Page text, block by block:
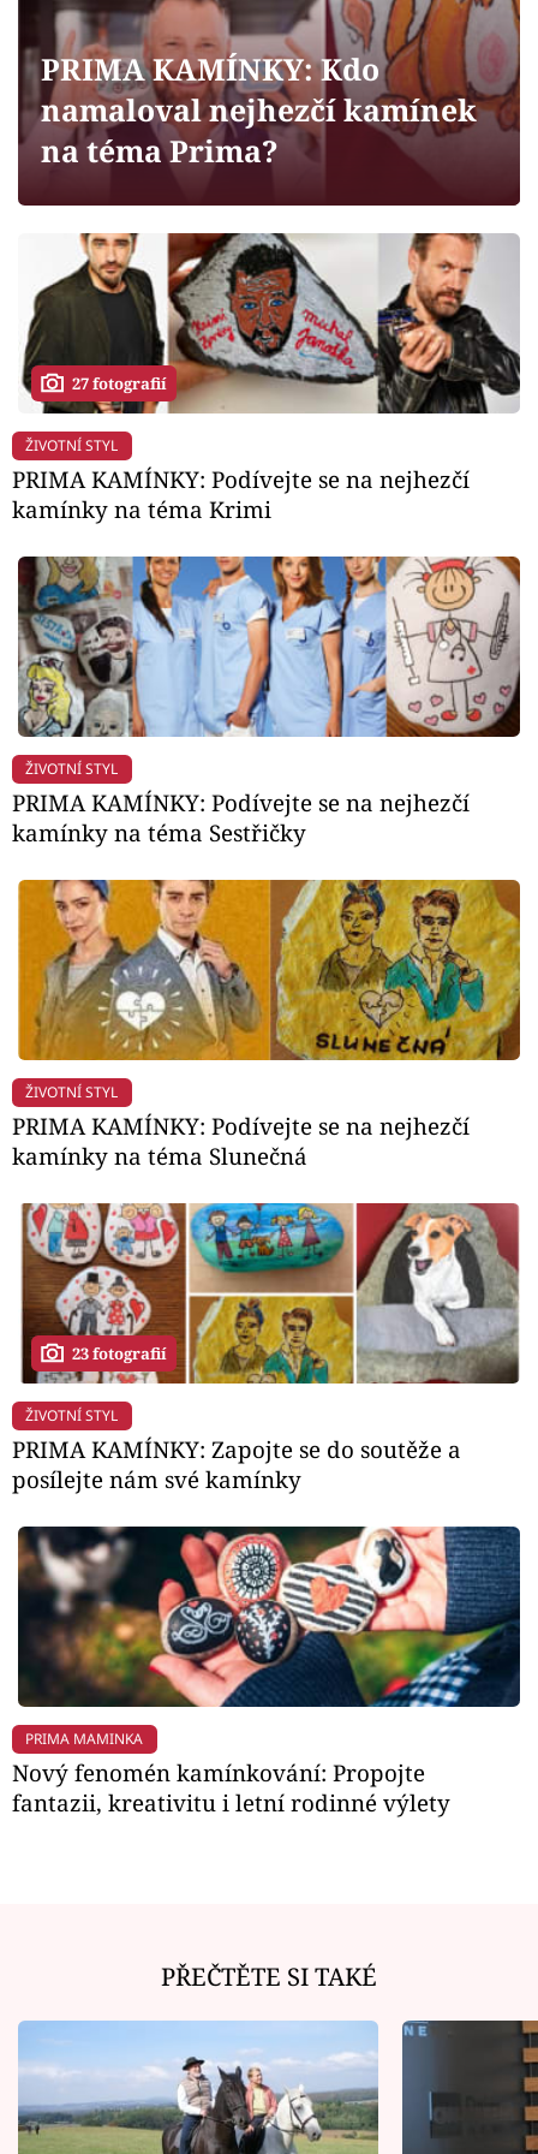
Sledujte prima+
Filmový festival Karlovy Vary
Mámy sobě
Přihlášení
Sledujte nás
PRIMA KAMÍNKY: Kdo
namaloval nejhezčí kamínek
na téma Prima?
27 fotografií
ŽIVOTNÍ STYL
PRIMA KAMÍNKY: Podívejte se na nejhezčí
kamínky na téma Krimi
ŽIVOTNÍ STYL
PRIMA KAMÍNKY: Podívejte se na nejhezčí
kamínky na téma Sestřičky
ŽIVOTNÍ STYL
PRIMA KAMÍNKY: Podívejte se na nejhezčí
kamínky na téma Slunečná
23 fotografií
ŽIVOTNÍ STYL
PRIMA KAMÍNKY: Zapojte se do soutěže a
posílejte nám své kamínky
PRIMA MAMINKA
Nový fenomén kamínkování: Propojte
fantazii, kreativitu i letní rodinné výlety
PŘEČTĚTE SI TAKÉ